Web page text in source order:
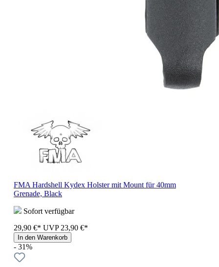
FMA Hardshell Kydex Holster mit Mount für 40mm
Grenade, Black
Sofort verfügbar
29,90 €* UVP 23,90 €*
In den Warenkorb
- 31%